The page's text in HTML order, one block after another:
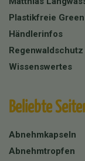
Plastikfreie
Händlerinfos
Regenwaldschutz
Wissenswertes
Beliebte
Abnehmkapseln
Abnehmtropfen